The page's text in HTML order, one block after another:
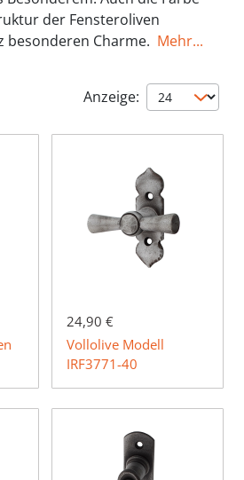
der Fensteroliven
besonderen Charme. Mehr...
Anzeige:
24,90 €
Vollolive Modell
IRF3771-40